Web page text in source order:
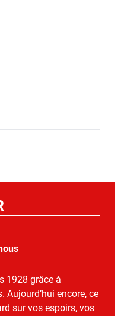
1928 grâce à
Aujourd’hui encore, ce
sur vos espoirs, vos